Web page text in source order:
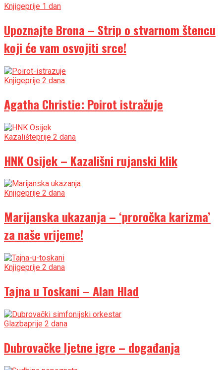
Knjigeprije 1 dan
Upoznajte Brona – Strip o stvarnom štencu
koji će vam osvojiti srce!
Knjigeprije 2 dana
Agatha Christie: Poirot istražuje
Kazališteprije 2 dana
HNK Osijek – Kazališni rujanski klik
Knjigeprije 2 dana
Marijanska ukazanja – ‘proročka karizma’
za naše vrijeme!
Knjigeprije 2 dana
Tajna u Toskani – Alan Hlad
Glazbaprije 2 dana
Dubrovačke ljetne igre – događanja